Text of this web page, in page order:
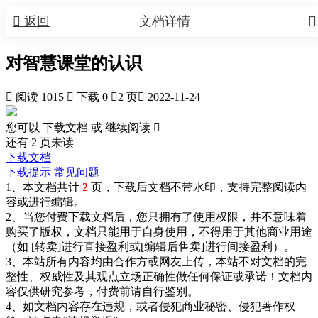
 返回 
文档详情
对智慧课堂的认识
 阅读 1015  下载 0 2 页 2022-11-24
您可以 下载文档 或 继续阅读 
还有 2 页未读
下载文档
下载提示 常见问题
1、本文档共计 2 页，下载后文档不带水印，支持完整阅读内
容或进行编辑。
2、当您付费下载文档后，您只拥有了使用权限，并不意味着
购买了版权，文档只能用于自身使用，不得用于其他商业用途
（如 [转卖]进行直接盈利或[编辑后售卖]进行间接盈利）。
3、本站所有内容均由合作方或网友上传，本站不对文档的完
整性、权威性及其观点立场正确性做任何保证或承诺！文档内
容仅供研究参考，付费前请自行鉴别。
4、如文档内容存在违规，或者侵犯商业秘密、侵犯著作权